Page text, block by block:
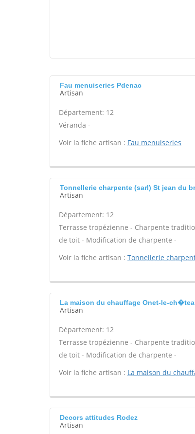
Fau menuiseries Pdenac
Artisan
Département: 12
Véranda -
Voir la fiche artisan : Fau menuiseries
Tonnellerie charpente (sarl) St jean du
Artisan
Département: 12
Terrasse tropézienne - Charpente
de toit - Modification de charpente -
Voir la fiche artisan : Tonnellerie
La maison du chauffage Onet-le-
Artisan
Département: 12
Terrasse tropézienne - Charpente
de toit - Modification de charpente -
Voir la fiche artisan : La maison du
Decors attitudes Rodez
Artisan